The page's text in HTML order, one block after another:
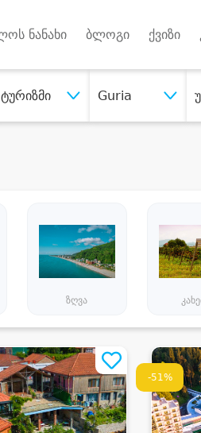
ნანახი ბლოგი ქვიზი
ტურიზმი Guria
ზღვა
-51%